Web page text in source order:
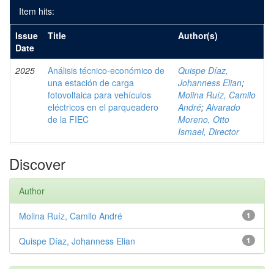
Item hits:
Issue
Date
Title Author(s)
2025
Análisis técnico-económico de
una estación de carga
fotovoltaica para vehículos
eléctricos en el parqueadero
de la FIEC
Quispe Díaz,
Johanness Elian;
Molina Ruíz, Camilo
André;Alvarado
Moreno, Otto
Ismael, Director
Discover
Author
1
Molina Ruíz, Camilo André
1
Quispe Díaz, Johanness Elian